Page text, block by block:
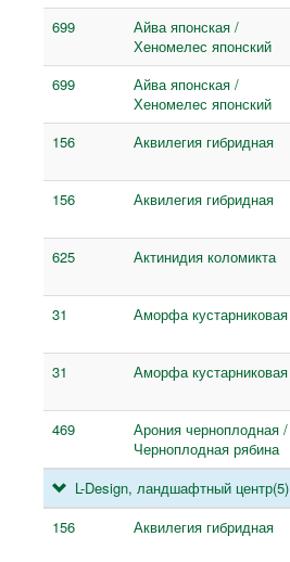
699
Айва японская /
Хеномелес японский
699
Айва японская /
Хеномелес японский
156
Аквилегия гибридная
156
Аквилегия гибридная
625
Актинидия коломикта
31
Аморфа кустарниковая
31
Аморфа кустарниковая
469
Арония черноплодная /
Черноплодная рябина
L-Design, ландшафтный центр(5)
156
Аквилегия гибридная